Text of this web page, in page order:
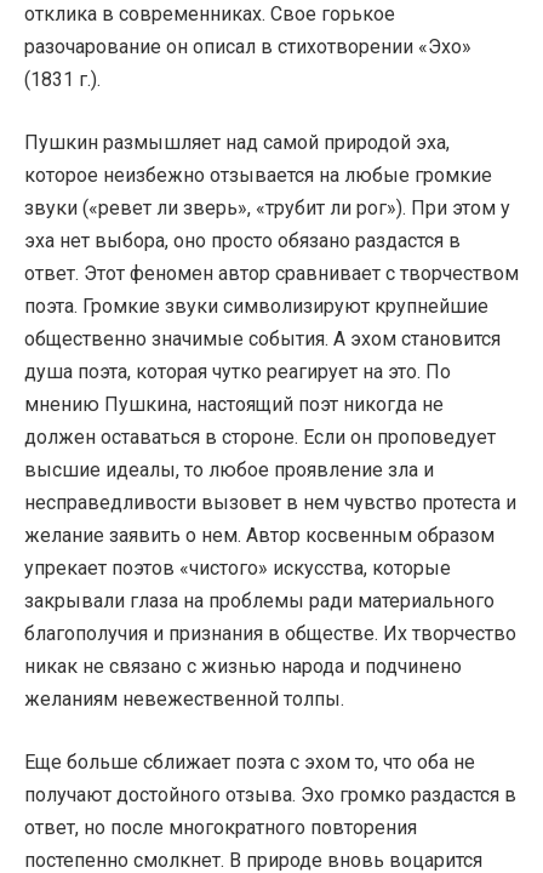
отклика в современниках. Свое горькое
разочарование он описал в стихотворении «Эхо»
(1831 г.).
Пушкин размышляет над самой природой эха,
которое неизбежно отзывается на любые громкие
звуки («ревет ли зверь», «трубит ли рог»). При этом у
эха нет выбора, оно просто обязано раздастся в
ответ. Этот феномен автор сравнивает с творчеством
поэта. Громкие звуки символизируют крупнейшие
общественно значимые события. А эхом становится
душа поэта, которая чутко реагирует на это. По
мнению Пушкина, настоящий поэт никогда не
должен оставаться в стороне. Если он проповедует
высшие идеалы, то любое проявление зла и
несправедливости вызовет в нем чувство протеста и
желание заявить о нем. Автор косвенным образом
упрекает поэтов «чистого» искусства, которые
закрывали глаза на проблемы ради материального
благополучия и признания в обществе. Их творчество
никак не связано с жизнью народа и подчинено
желаниям невежественной толпы.
Еще больше сближает поэта с эхом то, что оба не
получают достойного отзыва. Эхо громко раздастся в
ответ, но после многократного повторения
постепенно смолкнет. В природе вновь воцарится